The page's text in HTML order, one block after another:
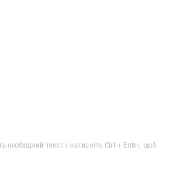
текст і натисніть Ctrl + Enter, щоб